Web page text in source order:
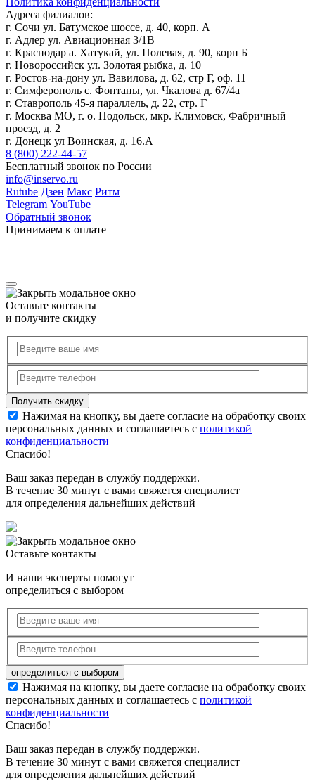
Адреса филиалов:
г. Сочи ул. Батумское шоссе, д. 40, корп. А
г. Адлер ул. Авиационная 3/1В
г. Краснодар а. Хатукай, ул. Полевая, д. 90, корп Б
г. Новороссийск ул. Золотая рыбка, д. 10
г. Ростов-на-дону ул. Вавилова, д. 62, стр Г, оф. 11
г. Симферополь с. Фонтаны, ул. Чкалова д. 67/4а
г. Ставрополь 45-я параллель, д. 22, стр. Г
г. Москва МО, г. о. Подольск, мкр. Климовск, Фабричный
проезд, д. 2
г. Донецк ул Воинская, д. 16.А
8 (800) 222-44-57
Бесплатный звонок по России
info@inservo.ru
Rutube Дзен Макс Ритм
Telegram YouTube
Обратный звонок
Принимаем к оплате
Оставьте контакты
и получите скидку
Нажимая на кнопку, вы даете согласие на обработку своих
персональных данных и соглашаетесь с политикой
конфиденциальности
Спасибо!
Ваш заказ передан в службу поддержки.
В течение 30 минут с вами свяжется специалист
для определения дальнейших действий
Оставьте контакты
И наши эксперты помогут
определиться с выбором
Нажимая на кнопку, вы даете согласие на обработку своих
персональных данных и соглашаетесь с политикой
конфиденциальности
Спасибо!
Ваш заказ передан в службу поддержки.
В течение 30 минут с вами свяжется специалист
для определения дальнейших действий